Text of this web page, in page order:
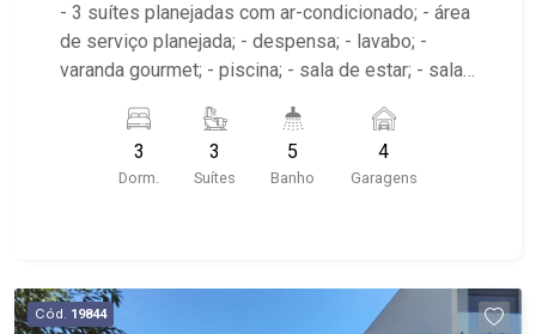
- 3 suítes planejadas com ar-condicionado; - área
de serviço planejada; - despensa; - lavabo; -
varanda gourmet; - piscina; - sala de estar; - sala
espelho - Condomínio com quadra de tênis,
playground, piscina, academia, quadra de
esportes, pet place, portaria 24hrs, beach tennis,
3
Dorm.
3
Suítes
5
Banho
4
Garagens
Cód. 19844